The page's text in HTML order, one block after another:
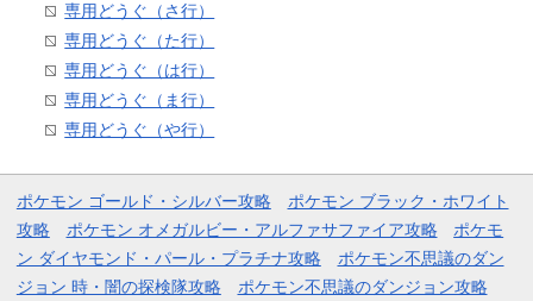
専用どうぐ（さ行）
専用どうぐ（た行）
専用どうぐ（は行）
専用どうぐ（ま行）
専用どうぐ（や行）
ポケモン ゴールド・シルバー攻略
ポケモン ブラック・ホワイト
攻略
ポケモン オメガルビー・アルファサファイア攻略
ポケモ
ン ダイヤモンド・パール・プラチナ攻略
ポケモン不思議のダン
ジョン 時・闇の探検隊攻略
ポケモン不思議のダンジョン攻略